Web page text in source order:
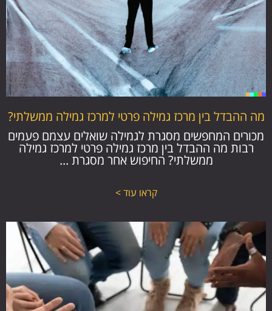
מה ההבדל בין מרכז גמילה פרטי למרכז גמילה ממשלתי?
מכורים המחפשים מסגרת לגמילה שואלים עצמם פעמים
רבות מה ההבדל בין מרכז גמילה פרטי למרכז גמילה
ממשלתי? החיפוש אחר מסגרת ...
קראו עוד >